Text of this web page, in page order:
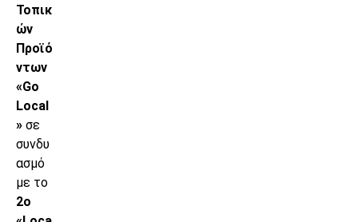
Τοπικ
ών
Προϊό
ντων
«Go
Local
» σε
συνδυ
ασμό
με το
2ο